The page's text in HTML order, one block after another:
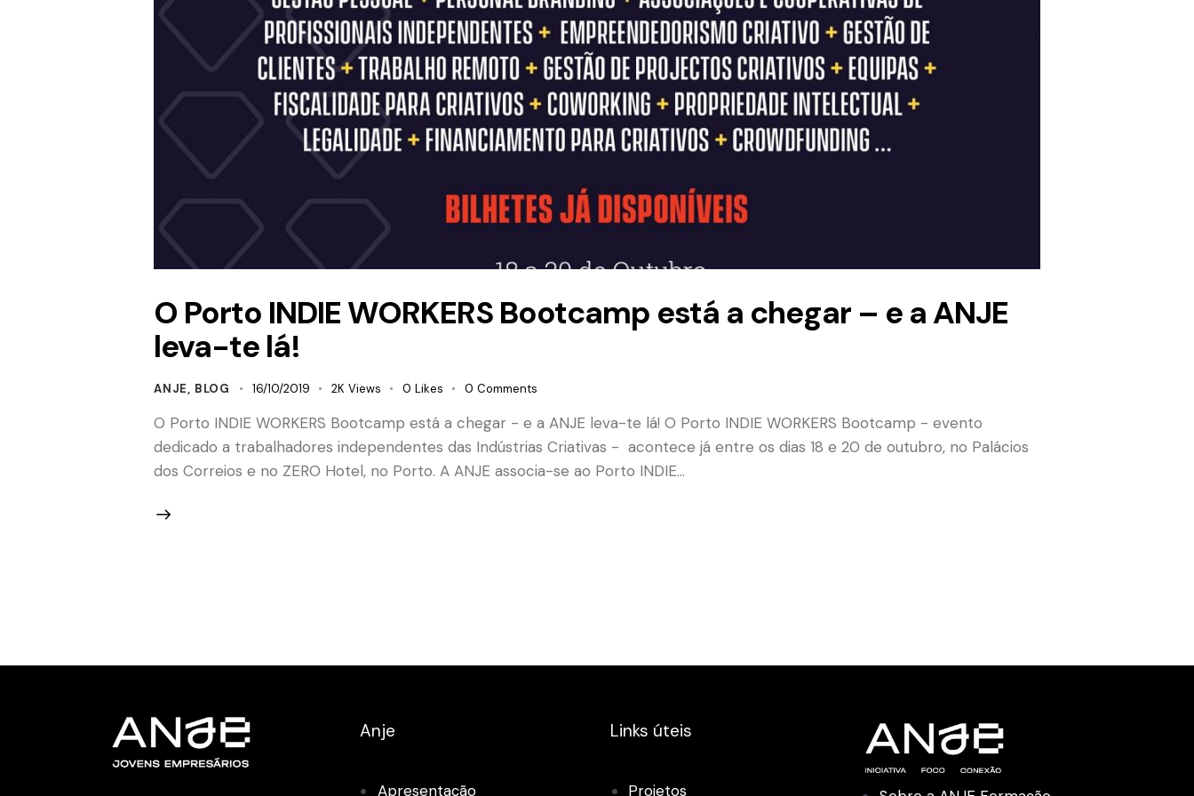
O Porto INDIE WORKERS Bootcamp está a chegar – e a ANJE
leva-te lá!
ANJE, BLOG 16/10/2019 2K Views 0 Likes 0 Comments
O Porto INDIE WORKERS Bootcamp está a chegar - e a ANJE leva-te lá! O Porto INDIE WORKERS Bootcamp - evento
dedicado a trabalhadores independentes das Indústrias Criativas - acontece já entre os dias 18 e 20 de outubro, no Palácios
dos Correios e no ZERO Hotel, no Porto. A ANJE associa-se ao Porto INDIE…
Anje
Apresentação
Links úteis
Projetos